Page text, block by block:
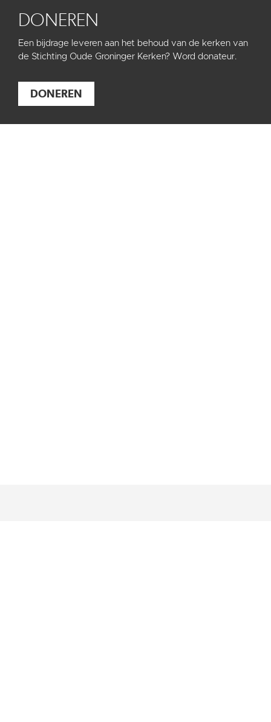
DONEREN
Een bijdrage leveren aan het behoud van de kerken van
de Stichting Oude Groninger Kerken? Word donateur.
DONEREN